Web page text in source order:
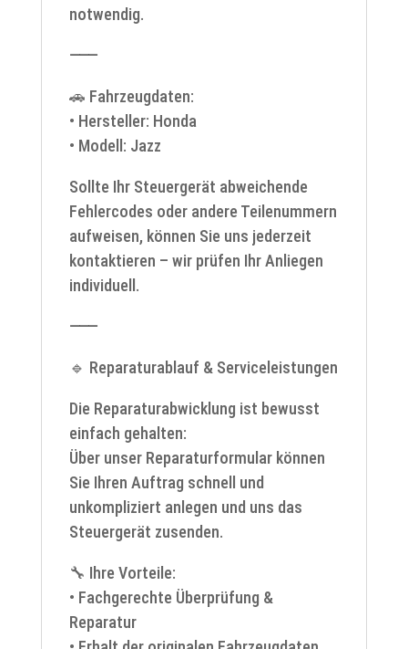
notwendig.
⸻
🚗 Fahrzeugdaten:
• Hersteller: Honda
• Modell: Jazz
Sollte Ihr Steuergerät abweichende
Fehlercodes oder andere Teilenummern
aufweisen, können Sie uns jederzeit
kontaktieren – wir prüfen Ihr Anliegen
individuell.
⸻
🔹 Reparaturablauf & Serviceleistungen
Die Reparaturabwicklung ist bewusst
einfach gehalten:
Über unser Reparaturformular können
Sie Ihren Auftrag schnell und
unkompliziert anlegen und uns das
Steuergerät zusenden.
🔧 Ihre Vorteile:
• Fachgerechte Überprüfung &
Reparatur